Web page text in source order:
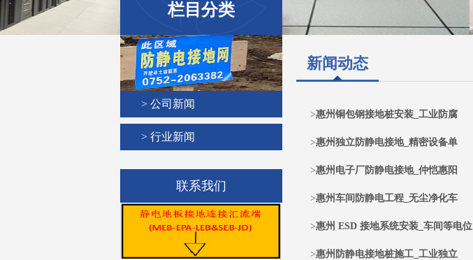
栏目分类
> 公司新闻
> 行业新闻
联系我们
新闻动态
>惠州铜包钢接地桩安装_工业防腐
>惠州独立防静电接地_精密设备单
>惠州电子厂防静电接地_仲恺惠阳
>惠州车间防静电工程_无尘净化车
>惠州 ESD 接地系统安装_车间等电位
>惠州防静电接地桩施工_工业独立